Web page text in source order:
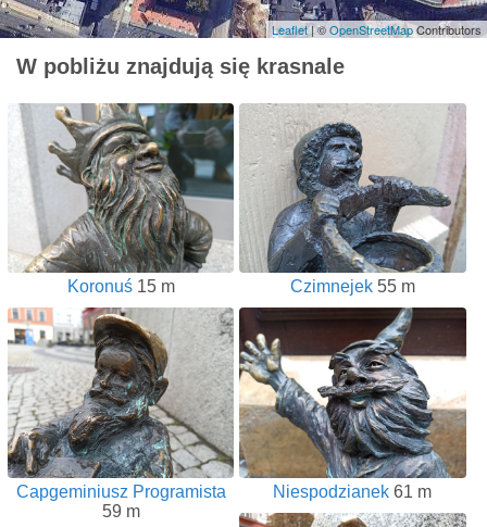
Leaflet| ©OpenStreetMapContributors
W pobliżu znajdują się krasnale
Koronuś15 m Czimnejek55 m
Capgeminiusz Programista
59 m
Niespodzianek 61 m